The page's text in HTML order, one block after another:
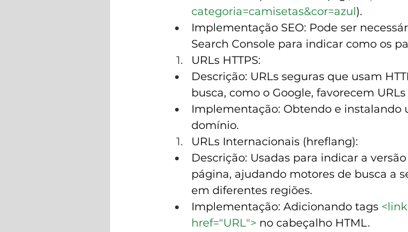
categoria=camisetas&cor=azul).
Implementação SEO: Pode ser
Search Console para indicar como os
URLs HTTPS:
Descrição: URLs seguras que usam
busca, como o Google, favorecem URLs
Implementação: Obtendo e instalando
domínio.
URLs Internacionais (hreflang):
Descrição: Usadas para indicar a
página, ajudando motores de busca a
em diferentes regiões.
Implementação: Adicionando tags
href="URL"> no cabeçalho HTML.